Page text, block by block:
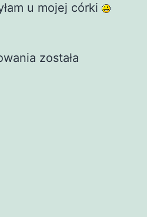
u mojej córki
została